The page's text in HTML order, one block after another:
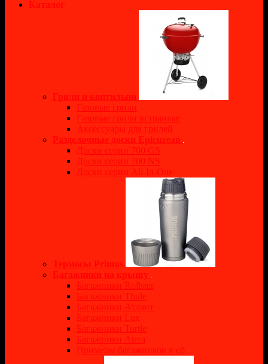
Каталог
Грили и коптильни
Газовые грили
Газовые грили встраивае
Аксессуары для грилей
Разделочные доски Epicurean
Доски серии 700 GS
Доски серии 700 NS
Доски серии All-In-One
Термосы Primus
Багажники на крышу
Багажники Rollster
Багажники Thule
Багажники Атлант
Багажники Lux
Багажники Turtle
Багажники Atera
Примеры багажников в сб